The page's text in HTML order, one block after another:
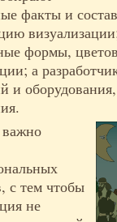
факты и
формы,
а
и
с тем чтобы
не